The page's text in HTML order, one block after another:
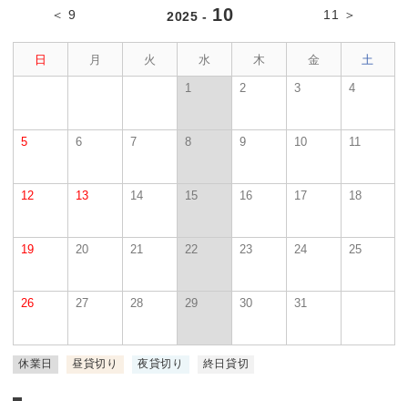
＜ 9 2025 - 10 11 ＞
日 月 火 水 木 金 土
1 2 3 4
5 6 7 8 9 10 11
12 13 14 15 16 17 18
19 20 21 22 23 24 25
26 27 28 29 30 31
休業日 昼貸切り 夜貸切り 終日貸切